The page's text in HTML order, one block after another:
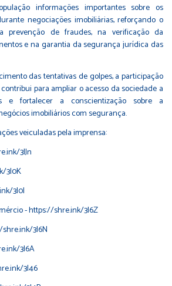
informações importantes sobre os
negociações imobiliárias, reforçando o
prevenção de fraudes, na verificação da
e na garantia da segurança jurídica das
das tentativas de golpes, a participação
para ampliar o acesso da sociedade a
e fortalecer a conscientização sobre a
imobiliários com segurança.
veiculadas pela imprensa:
3IJn
3I0K
3I0I
-https://shre.ink/3I6Z
3I6N
3I6A
3I46